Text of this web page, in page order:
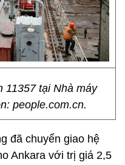
11357 tại Nhà máy
people.com.cn.
đã chuyển giao hệ
Ankara với trị giá 2,5